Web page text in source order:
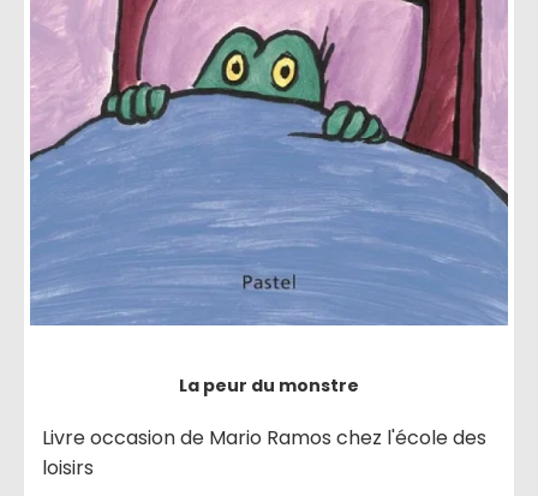
La peur du monstre
Livre occasion de Mario Ramos chez l'école des
loisirs